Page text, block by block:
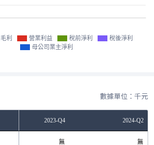
毛利 營業利益 稅前淨利
稅後淨利
母公司業主淨利
數據單位：千元
2023-Q4 2024-Q2
無 無